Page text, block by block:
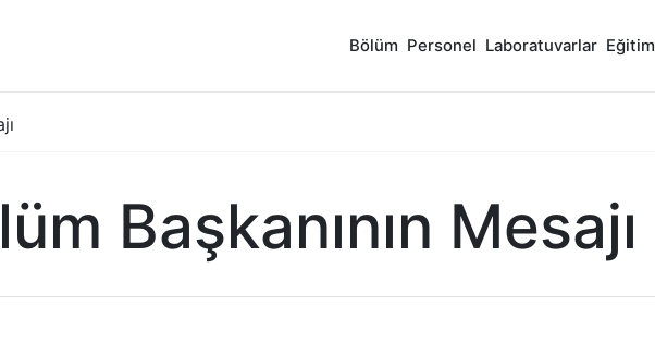
Bölüm Personel Laboratuvarlar Eğitim
Başkanının Mesajı